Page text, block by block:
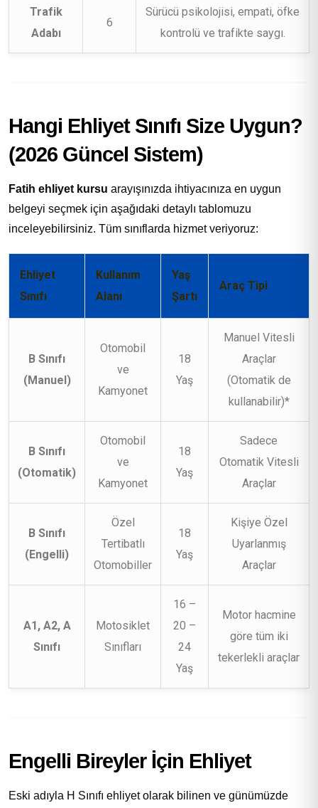
Trafik
Adabı
6
Sürücü psikolojisi, empati, öfke
kontrolü ve trafikte saygı.
Hangi Ehliyet Sınıfı Size Uygun?
(2026 Güncel Sistem)
Fatih ehliyet kursu arayışınızda ihtiyacınıza en uygun
belgeyi seçmek için aşağıdaki detaylı tablomuzu
inceleyebilirsiniz. Tüm sınıflarda hizmet veriyoruz:
Ehliyet
Sınıfı
Kullanım
Alanı
Yaş
Şartı
Araç Tipi
B Sınıfı
(Manuel)
Otomobil
ve
Kamyonet
18
Yaş
Manuel Vitesli
Araçlar
(Otomatik de
kullanabilir)*
B Sınıfı
(Otomatik)
Otomobil
ve
Kamyonet
18
Yaş
Sadece
Otomatik Vitesli
Araçlar
B Sınıfı
(Engelli)
Özel
Tertibatlı
Otomobiller
18
Yaş
Kişiye Özel
Uyarlanmış
Araçlar
A1, A2, A
Sınıfı
Motosiklet
Sınıfları
16 –
20 –
24
Yaş
Motor hacmine
göre tüm iki
tekerlekli araçlar
Engelli Bireyler İçin Ehliyet
Eski adıyla H Sınıfı ehliyet olarak bilinen ve günümüzde